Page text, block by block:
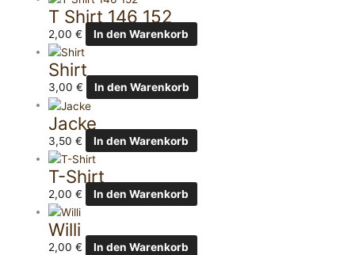
T Shirt 146 152
2,00€ In den Warenkorb
Shirt
3,00€ In den Warenkorb
Jacke
3,50€ In den Warenkorb
T-Shirt
2,00€ In den Warenkorb
Willi
2,00€ In den Warenkorb